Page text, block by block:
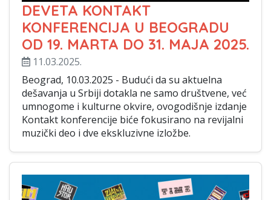
DEVETA KONTAKT
KONFERENCIJA U BEOGRADU
OD 19. MARTA DO 31. MAJA 2025.
11.03.2025.
Beograd, 10.03.2025 - Budući da su aktuelna
dešavanja u Srbiji dotakla ne samo društvene, već
umnogome i kulturne okvire, ovogodišnje izdanje
Kontakt konferencije biće fokusirano na revijalni
muzički deo i dve ekskluzivne izložbe.